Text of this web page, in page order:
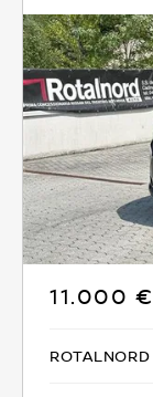
11.000 €